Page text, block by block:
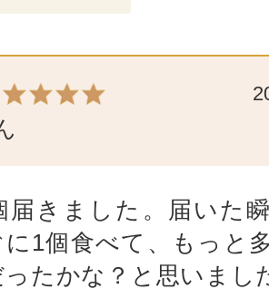
届きました。届いた
1個食べて、もっと
たかな？と思いまし